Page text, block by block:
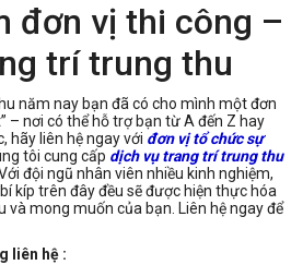
đơn vị thi công –
trí trung thu
năm nay bạn đã có cho mình một đơn
– nơi có thể hỗ trợ bạn từ A đến Z hay
hãy liên hệ ngay với đ​ơn vị tổ chức sự
tôi cung cấp dịch vụ trang trí trung thu
đội ngũ nhân viên nhiều kinh nghiệm,
kíp trên đây đều sẽ được hiện thực hóa
và mong muốn của bạn. Liên hệ ngay để
liên hệ :